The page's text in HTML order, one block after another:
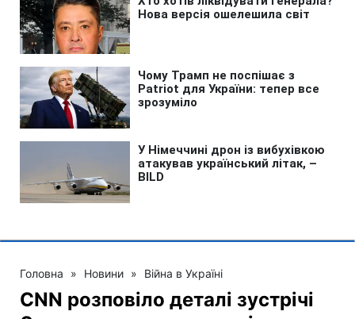
Головна » Новини » Війна в Україні
CNN розповіло деталі зустрічі